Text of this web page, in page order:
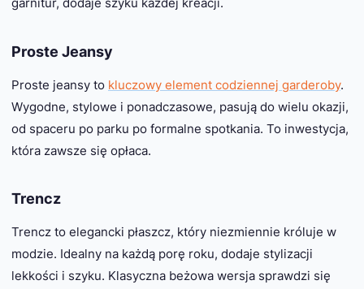
Proste Jeansy
Proste jeansy to kluczowy element codziennej garderoby.
Wygodne, stylowe i ponadczasowe, pasują do wielu okazji,
od spaceru po parku po formalne spotkania. To inwestycja,
która zawsze się opłaca.
Trencz
Trencz to elegancki płaszcz, który niezmiennie króluje w
modzie. Idealny na każdą porę roku, dodaje stylizacji
lekkości i szyku. Klasyczna beżowa wersja sprawdzi się